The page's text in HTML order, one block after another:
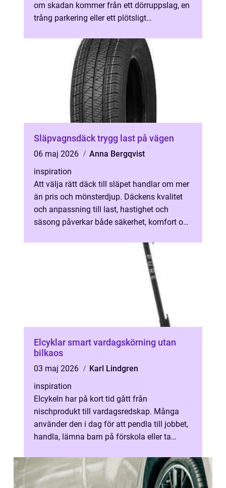
om skadan kommer från ett dörruppslag, en
trång parkering eller ett plötsligt
Släpvagnsdäck trygg last på vägen
06 maj 2026
Anna Bergqvist
inspiration
Att välja rätt däck till släpet handlar om mer
än pris och mönsterdjup. Däckens kvalitet
och anpassning till last, hastighet och
säsong påverkar både säkerhet, komfort och
Elcyklar smart vardagskörning utan
bilkaos
03 maj 2026
Karl Lindgren
inspiration
Elcykeln har på kort tid gått från
nischprodukt till vardagsredskap. Många
använder den i dag för att pendla till jobbet,
handla, lämna barn på förskola eller ta